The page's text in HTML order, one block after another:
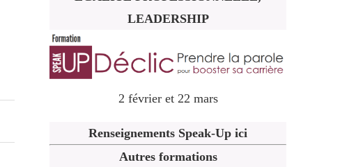
LEADERSHIP
2 février et 22 mars
Renseignements Speak-Up ici
Autres formations